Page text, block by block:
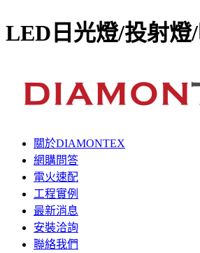
LED日光燈/投射燈
關於DIAMONTEX
網購問答
電火速配
工程實例
最新消息
安裝洽詢
聯絡我們